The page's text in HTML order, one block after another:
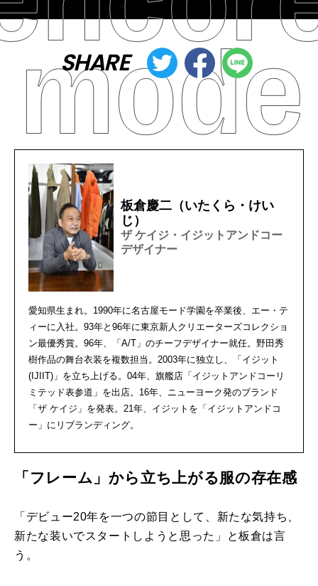
SHARE
板倉慶二（いたくら・けい
じ）
ザ ケイジ・イジットアンドコー
デザイナー
愛知県生まれ。1990年に名古屋モード学園を卒業後、エー・テ
ィーに入社。93年と96年に東京新人クリエーターズコレクショ
ン最優秀賞。96年、「A/T」のチーフデザイナー就任。野田秀
樹作品の舞台衣装を複数担当。2003年に独立し、「イジット
(IJIIT)」を立ち上げる。04年、旗艦店「イジットアンドコーリ
ミテッド表参道」を出店。16年、ニューヨーク発のブランド
「ザ ケイジ」を発表。21年、イジットを「イジットアンドコ
ー」にリブランディング。
「フレーム」から立ち上がる服の存在感
「デビュー20年を一つの節目として、新たな気持ち、
新たな装いでスタートしようと思った」と板倉は言
う。